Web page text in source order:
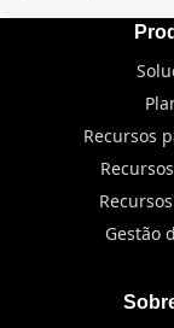
Recursos
Gestão